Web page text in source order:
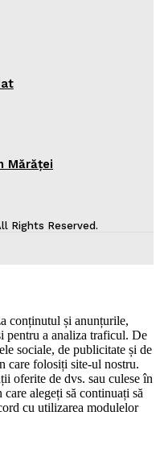
Mărăţei
Rights Reserved.
conținutul și anunțurile,
pentru a analiza traficul. De
sociale, de publicitate și de
care folosiți site-ul nostru.
oferite de dvs. sau culese în
alegeți să continuați să
cu utilizarea modulelor